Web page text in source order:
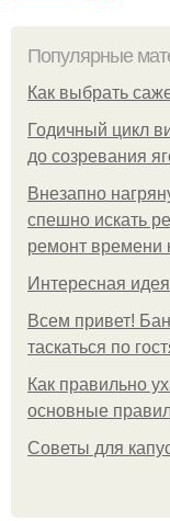
Популярные
Как выбрать
Годичный цикл
до созревания
Внезапно
спешно искать
ремонт времени
Интересная
Всем привет!
таскаться по
Как правильно
основные
Советы для